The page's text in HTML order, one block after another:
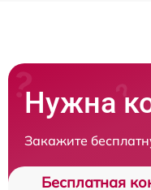
Нужна
Закажите
Бесплатная